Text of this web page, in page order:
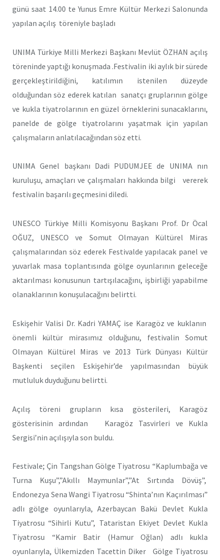
günü saat 14.00 te Yunus Emre Kültür Merkezi Salonunda
yapılan açılış töreniyle başladı
UNIMA Türkiye Milli Merkezi Başkanı Mevlüt ÖZHAN açılış
töreninde yaptığı konuşmada .Festivalin iki aylık bir sürede
gerçekleştirildiğini, katılımın istenilen düzeyde
olduğundan söz ederek katılan sanatçı gruplarının gölge
ve kukla tiyatrolarının en güzel örneklerini sunacaklarını,
panelde de gölge tiyatrolarını yaşatmak için yapılan
çalışmaların anlatılacağından söz etti.
UNIMA Genel başkanı Dadi PUDUMJEE de UNIMA nın
kuruluşu, amaçları ve çalışmaları hakkında bilgi vererek
festivalin başarılı geçmesini diledi.
UNESCO Türkiye Milli Komisyonu Başkanı Prof. Dr Öcal
OĞUZ, UNESCO ve Somut Olmayan Kültürel Miras
çalışmalarından söz ederek Festivalde yapılacak panel ve
yuvarlak masa toplantısında gölge oyunlarının geleceğe
aktarılması konusunun tartışılacağını, işbirliği yapabilme
olanaklarının konuşulacağını belirtti.
Eskişehir Valisi Dr. Kadri YAMAÇ ise Karagöz ve kuklanın
önemli kültür mirasımız olduğunu, festivalin Somut
Olmayan Kültürel Miras ve 2013 Türk Dünyası Kültür
Başkenti seçilen Eskişehir’de yapılmasından büyük
mutluluk duyduğunu belirtti.
Açılış töreni grupların kısa gösterileri, Karagöz
gösterisinin ardından Karagöz Tasvirleri ve Kukla
Sergisi’nin açılışıyla son buldu.
Festivale; Çin Tangshan Gölge Tiyatrosu “Kaplumbağa ve
Turna Kuşu”,”Akıllı Maymunlar”,”At Sırtında Dövüş”,
Endonezya Sena Wangi Tiyatrosu “Shinta’nın Kaçırılması”
adlı gölge oyunlarıyla, Azerbaycan Bakü Devlet Kukla
Tiyatrosu “Sihirli Kutu”, Tataristan Ekiyet Devlet Kukla
Tiyatrosu “Kamir Batir (Hamur Oğlan) adlı kukla
oyunlarıyla, Ülkemizden Tacettin Diker Gölge Tiyatrosu